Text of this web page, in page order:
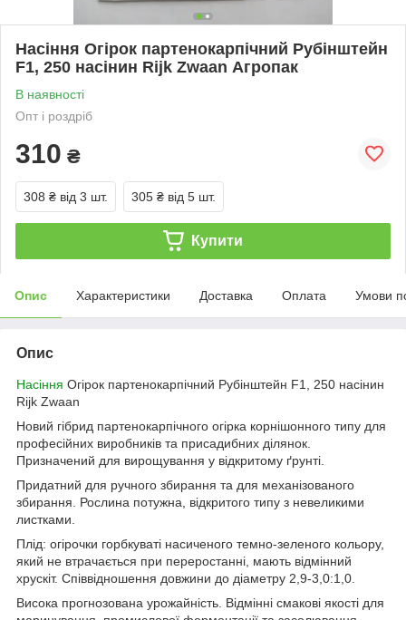
Насіння Огірок партенокарпічний Рубінштейн
F1, 250 насінин Rijk Zwaan Агропак
В наявності
Опт і роздріб
310 ₴
308 ₴ від 3 шт. 305 ₴ від 5 шт.
Купити
Опис Характеристики Доставка Оплата Умови
Опис
Насіння Огірок партенокарпічний Рубінштейн F1, 250 насінин
Rijk Zwaan
Новий гібрид партенокарпічного огірка корнішонного типу для
професійних виробників та присадибних ділянок.
Призначений для вирощування у відкритому ґрунті.
Придатний для ручного збирання та для механізованого
збирання. Рослина потужна, відкритого типу з невеликими
листками.
Плід: огірочки горбкуваті насиченого темно-зеленого кольору,
який не втрачається при переростанні, мають відмінний
хрускіт. Співвідношення довжини до діаметру 2,9-3,0:1,0.
Висока прогнозована урожайність. Відмінні смакові якості для